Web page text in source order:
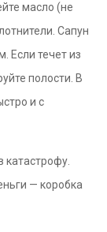
масло (не
Сапун
Если течет из
полости. В
и с
катастрофу.
— коробка